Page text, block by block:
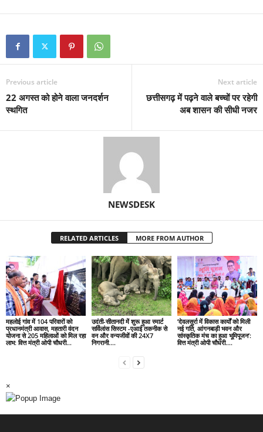
Previous article
22 अगस्त को होने वाला जनदर्शन
स्थगित
Next article
छत्तीसगढ़ में पढ़ने वाले बच्चों पर रहेगी
अब शासन की सीधी नजर
NEWSDESK
RELATED ARTICLES MORE FROM AUTHOR
महलोई गांव में 104 परिवारों को
प्रधानमंत्री आवास, महतारी वंदन
योजना से 205 महिलाओं को मिल रहा
लाभ: वित्त मंत्री ओपी चौधरी…
उदंती-सीतानदी में शुरू हुआ स्मार्ट
सर्विलांस सिस्टम -एआई तकनीक से
वन और वन्यजीवों की 24X7
निगरानी….
’देवलसुर्रा में विकास कार्यों को मिली
नई गति, आंगनबाड़ी भवन और
सांस्कृतिक मंच का हुआ भूमिपूजन’:
वित्त मंत्री ओपी चौधरी….
×